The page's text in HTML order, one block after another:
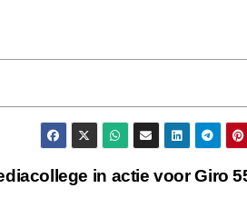
in actie voor Giro